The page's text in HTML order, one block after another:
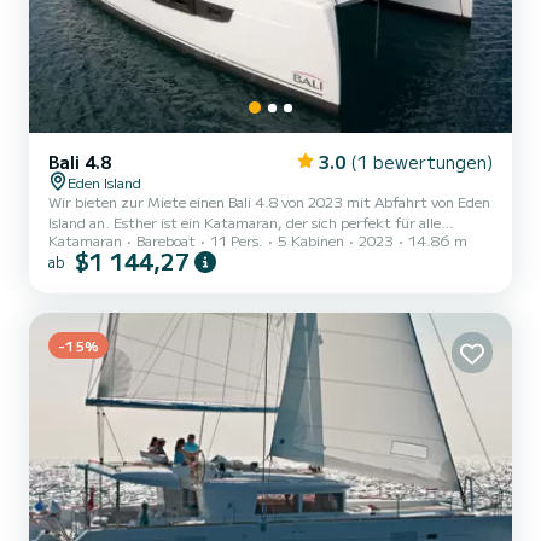
Bali 4.8 3.0 (1 bewertungen)
Eden Island
Wir bieten zur Miete einen Bali 4.8 von 2023 mit Abfahrt von Eden
Island an. Esther ist ein Katamaran, der sich perfekt für alle
Vermietungen eignet. Dieser Katamaran ist sehr angenehm zu
handhaben für eine einwöchige Kreuzfahrt oder länger. Der
mit 5 Toiletten mit Dusche ausgestattet. Es verfügt über folgende
Ausstattung: Autopilot, Außenbordmotor, Lautsprecher, US...
Katamaran Bareboat 11 Pers. 5 Kabinen 2023 14.86 m
ab $1 144,27
-15%